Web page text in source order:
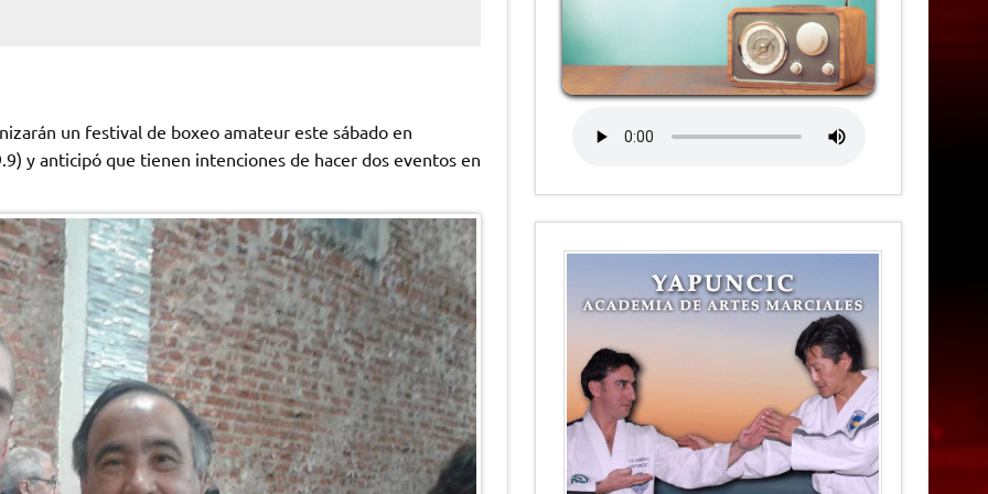
un festival de boxeo amateur este sábado en
y anticipó que tienen intenciones de hacer dos eventos en